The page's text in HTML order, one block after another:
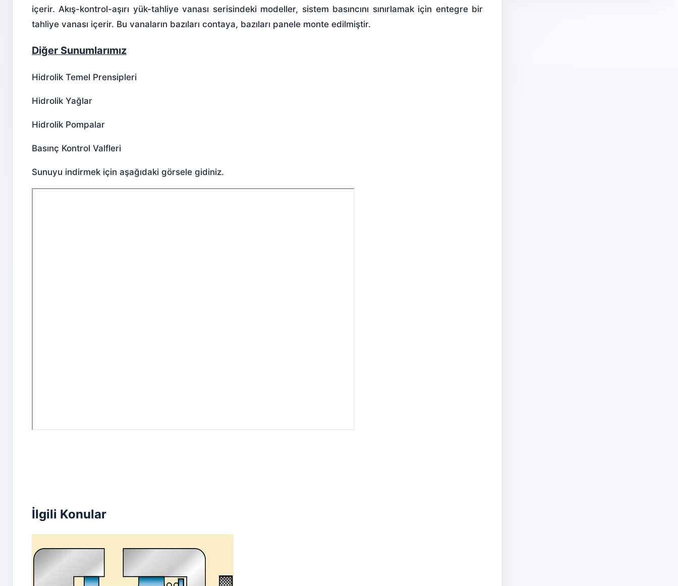
içerir. Akış-kontrol-aşırı yük-tahliye vanası serisindeki modeller, sistem basıncını sınırlamak için entegre bir
tahliye vanası içerir. Bu vanaların bazıları contaya, bazıları panele monte edilmiştir.
Diğer Sunumlarımız
Hidrolik Temel Prensipleri
Hidrolik Yağlar
Hidrolik Pompalar
Basınç Kontrol Valfleri
Sunuyu indirmek için aşağıdaki görsele gidiniz.
İlgili Konular